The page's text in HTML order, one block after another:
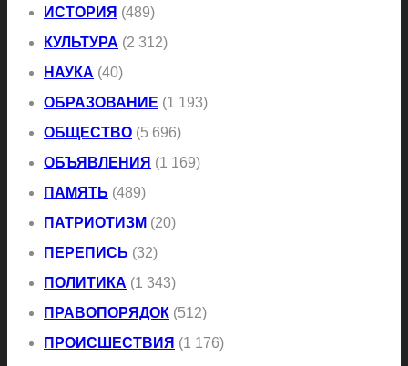
ИСТОРИЯ (489)
КУЛЬТУРА (2 312)
НАУКА (40)
ОБРАЗОВАНИЕ (1 193)
ОБЩЕСТВО (5 696)
ОБЪЯВЛЕНИЯ (1 169)
ПАМЯТЬ (489)
ПАТРИОТИЗМ (20)
ПЕРЕПИСЬ (32)
ПОЛИТИКА (1 343)
ПРАВОПОРЯДОК (512)
ПРОИСШЕСТВИЯ (1 176)